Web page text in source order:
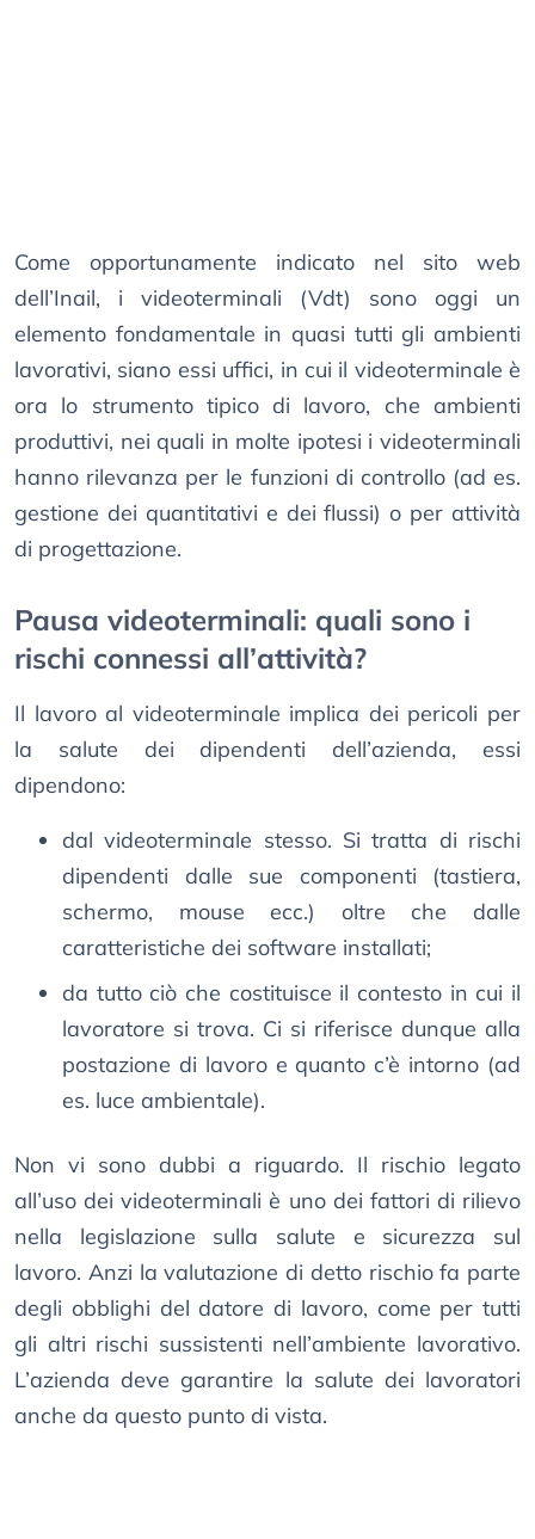
Come opportunamente indicato nel sito web
dell’Inail, i videoterminali (Vdt) sono oggi un
elemento fondamentale in quasi tutti gli ambienti
lavorativi, siano essi uffici, in cui il videoterminale è
ora lo strumento tipico di lavoro, che ambienti
produttivi, nei quali in molte ipotesi i videoterminali
hanno rilevanza per le funzioni di controllo (ad es.
gestione dei quantitativi e dei flussi) o per attività
di progettazione.
Pausa videoterminali: quali sono i
rischi connessi all’attività?
Il lavoro al videoterminale implica dei pericoli per
la salute dei dipendenti dell’azienda, essi
dipendono:
dal videoterminale stesso. Si tratta di rischi
dipendenti dalle sue componenti (tastiera,
schermo, mouse ecc.) oltre che dalle
caratteristiche dei software installati;
da tutto ciò che costituisce il contesto in cui il
lavoratore si trova. Ci si riferisce dunque alla
postazione di lavoro e quanto c’è intorno (ad
es. luce ambientale).
Non vi sono dubbi a riguardo. Il rischio legato
all’uso dei videoterminali è uno dei fattori di rilievo
nella legislazione sulla salute e sicurezza sul
lavoro. Anzi la valutazione di detto rischio fa parte
degli obblighi del datore di lavoro, come per tutti
gli altri rischi sussistenti nell’ambiente lavorativo.
L’azienda deve garantire la salute dei lavoratori
anche da questo punto di vista.